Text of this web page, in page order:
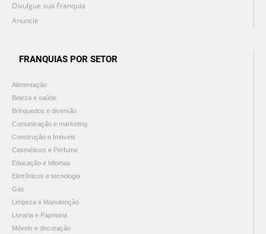
Divulgue sua Franquia
Anuncie
FRANQUIAS POR SETOR
Alimentação
Beleza e saúde
Brinquedos e diversão
Comunicação e marketing
Construção e Imóveis
Cosméticos e Perfume
Educação e Idiomas
Eletrônicos e tecnologia
Gás
Limpeza e Manutenção
Livraria e Papelaria
Móveis e decoração